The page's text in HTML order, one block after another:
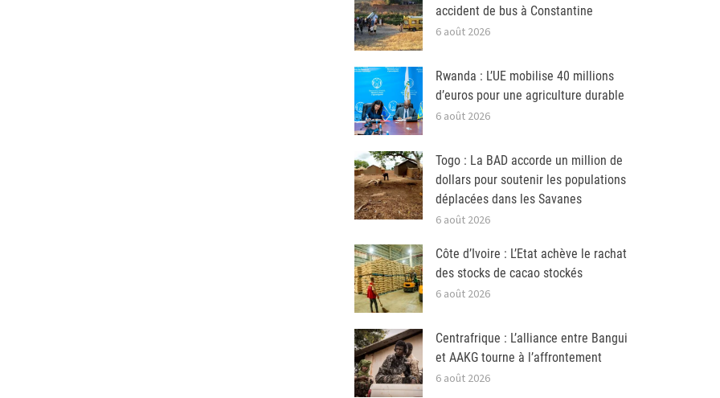
accident de bus à Constantine
6 août 2026
Rwanda : L’UE mobilise 40 millions
d’euros pour une agriculture durable
6 août 2026
Togo : La BAD accorde un million de
dollars pour soutenir les populations
déplacées dans les Savanes
6 août 2026
Côte d’Ivoire : L’Etat achève le rachat
des stocks de cacao stockés
6 août 2026
Centrafrique : L’alliance entre Bangui
et AAKG tourne à l’affrontement
6 août 2026